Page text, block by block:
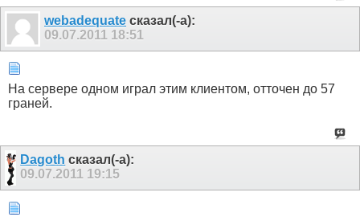
webadequate сказал(-а):
09.07.2011 18:51
На сервере одном играл этим клиентом, отточен до 57
граней.
Dagoth сказал(-а):
09.07.2011 19:15